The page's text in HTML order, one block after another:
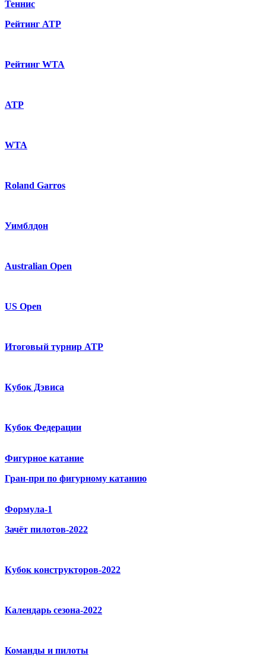
Теннис
Рейтинг ATP
Рейтинг WTA
ATP
WTA
Roland Garros
Уимблдон
Australian Open
US Open
Итоговый турнир ATP
Кубок Дэвиса
Кубок Федерации
Фигурное катание
Гран-при по фигурному катанию
Формула-1
Зачёт пилотов-2022
Кубок конструкторов-2022
Календарь сезона-2022
Команды и пилоты